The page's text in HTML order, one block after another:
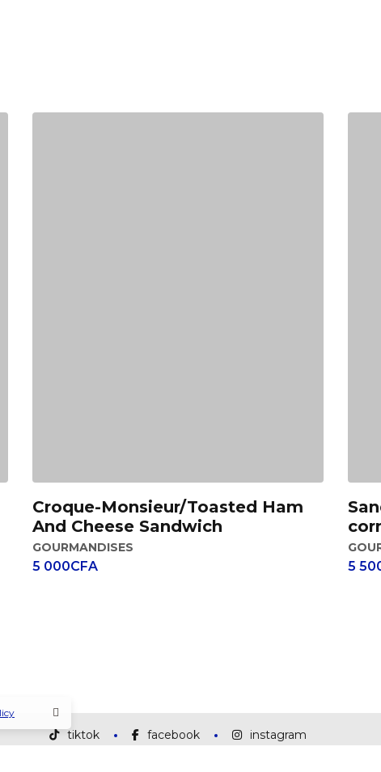
Add to cart
Croque-Monsieur/Toasted Ham
And Cheese Sandwich
GOURMANDISES
5 000CFA 5
tiktok facebook instagram